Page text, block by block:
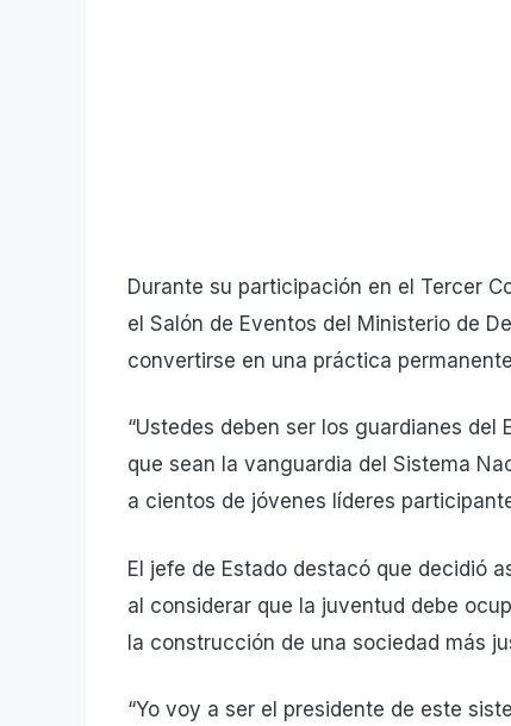
Durante su participación en el Tercer
el Salón de Eventos del Ministerio de
convertirse en una práctica
“Ustedes deben ser los guardianes
que sean la vanguardia del Sistema
a cientos de jóvenes líderes
El jefe de Estado destacó que decidió
al considerar que la juventud debe
la construcción de una sociedad más
“Yo voy a ser el presidente de este